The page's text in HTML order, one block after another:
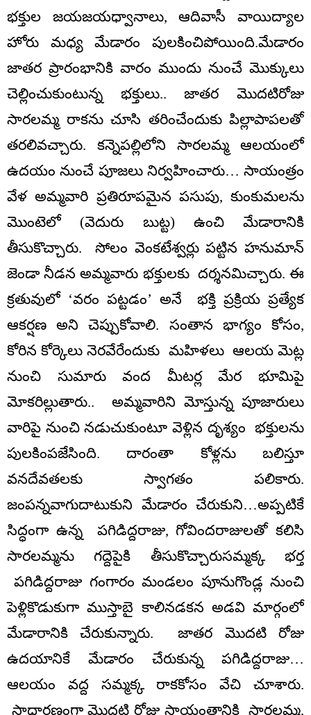
భక్తుల జయజయధ్వానాలు, ఆదివాసీ వాయిద్యాల
హోరు మధ్య మేడారం పులకించిపోయింది.మేడారం
జాతర ప్రారంభానికి వారం ముందు నుంచే మొక్కులు
చెల్లించుకుంటున్న భక్తులు.. జాతర మొదటిరోజు
సారలమ్మ రాకను చూసి తరించేందుకు పిల్లాపాపలతో
తరలివచ్చారు. కన్నెపల్లిలోని సారలమ్మ ఆలయంలో
ఉదయం నుంచే పూజలు నిర్వహించారు… సాయంత్రం
వేళ అమ్మవారి ప్రతిరూపమైన పసుపు, కుంకుమలను
మొంటెలో (వెదురు బుట్ట) ఉంచి మేడారానికి
తీసుకొచ్చారు. సోలం వెంకటేశ్వర్లు పట్టిన హనుమాన్
జెండా నీడన అమ్మవారు భక్తులకు దర్శనమిచ్చారు. ఈ
క్రతువులో ‘వరం పట్టడం’ అనే భక్తి ప్రక్రియ ప్రత్యేక
ఆకర్షణ అని చెప్పుకోవాలి. సంతాన భాగ్యం కోసం,
కోరిన కోర్కెలు నెరవేరేందుకు మహిళలు ఆలయ మెట్ల
నుంచి సుమారు వంద మీటర్ల మేర భూమిపై
మోకరిల్లుతారు.. అమ్మవారిని మోస్తున్న పూజారులు
వారిపై నుంచి నడుచుకుంటూ వెళ్లిన దృశ్యం భక్తులను
పులకింపజేసింది. దారంతా కోళ్లను బలిస్తూ
వనదేవతలకు స్వాగతం పలికారు.
జంపన్నవాగుదాటుకుని మేడారం చేరుకుని…అప్పటికే
సిద్ధంగా ఉన్న పగిడిద్దరాజు, గోవిందరాజులతో కలిసి
సారలమ్మను గద్దెపైకి తీసుకొచ్చారుసమ్మక్క భర్త
పగిడిద్దరాజు గంగారం మండలం పూనుగొండ్ల నుంచి
పెళ్లికొడుకుగా ముస్తాబై కాలినడకన అడవి మార్గంలో
మేడారానికి చేరుకున్నారు. జాతర మొదటి రోజు
ఉదయానికే మేడారం చేరుకున్న పగిడిద్దరాజు…
ఆలయం వద్ద సమ్మక్క రాకకోసం వేచి చూశారు.
సాధారణంగా మొదటి రోజు సాయంత్రానికి సారలమ్మ,